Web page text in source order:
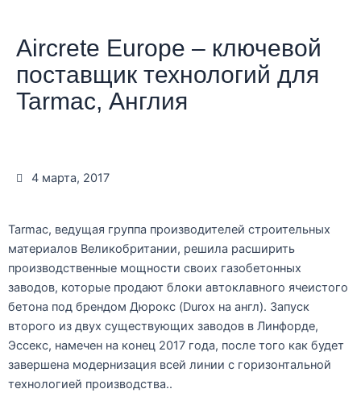
Aircrete Europe – ключевой
поставщик технологий для
Tarmac, Англия
4 марта, 2017
Tarmac, ведущая группа производителей строительных
материалов Великобритании, решила расширить
производственные мощности своих газобетонных
заводов, которые продают блоки автоклавного ячеистого
бетона под брендом Дюрокс (Durox на англ). Запуск
второго из двух существующих заводов в Линфорде,
Эссекс, намечен на конец 2017 года, после того как будет
завершена модернизация всей линии с горизонтальной
технологией производства..